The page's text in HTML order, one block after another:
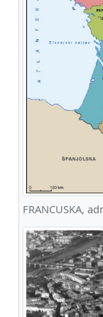
FRANCUSKA,